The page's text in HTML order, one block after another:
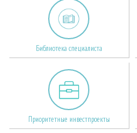
Библиотека специалиста
Приоритетные инвестпроекты